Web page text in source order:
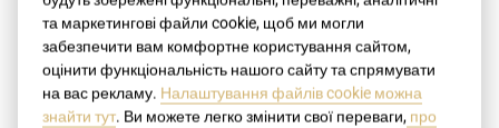
Інша
Місто, в якому було видано документ
(наприклад, Братислава)
та маркетингові файли cookie, щоб ми могли
забезпечити вам комфортне користування сайтом,
оцінити функціональність нашого сайту та спрямувати
на вас рекламу. Налаштування файлів cookie можна
знайти тут. Ви можете легко змінити свої переваги, про